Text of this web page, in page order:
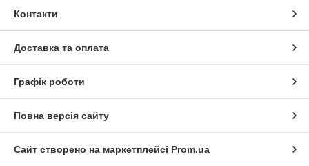
Контакти
Доставка та оплата
Графік роботи
Повна версія сайту
Сайт створено на маркетплейсі Prom.ua